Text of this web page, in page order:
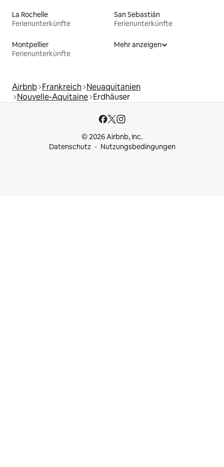
La Rochelle
Ferienunterkünfte
San Sebastián
Ferienunterkünfte
Montpellier
Ferienunterkünfte
Mehr anzeigen
Airbnb Frankreich Neuaquitanien
Nouvelle-Aquitaine Erdhäuser
© 2026 Airbnb, Inc.
Datenschutz
Nutzungsbedingungen